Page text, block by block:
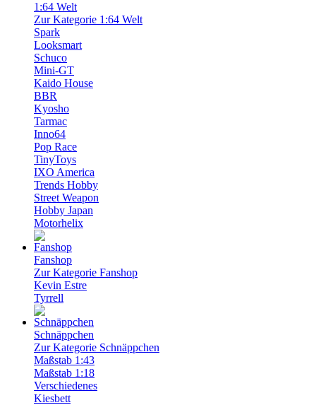
1:64 Welt
Zur Kategorie 1:64 Welt
Spark
Looksmart
Schuco
Mini-GT
Kaido House
BBR
Kyosho
Tarmac
Inno64
Pop Race
TinyToys
IXO America
Trends Hobby
Street Weapon
Hobby Japan
Motorhelix
Fanshop
Zur Kategorie Fanshop
Kevin Estre
Tyrrell
Schnäppchen
Zur Kategorie Schnäppchen
Maßstab 1:43
Maßstab 1:18
Verschiedenes
Kiesbett